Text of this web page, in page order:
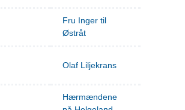
Fru Inger til
Østråt
Olaf Liljekrans
Hærmændene